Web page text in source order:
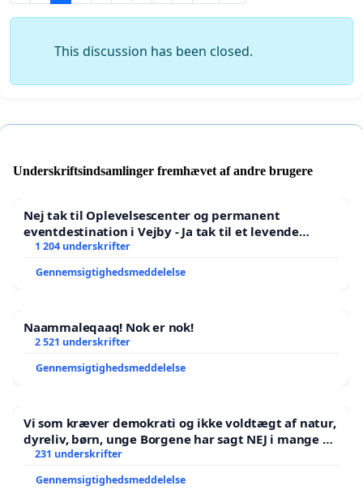
This discussion has been closed.
Underskriftsindsamlinger fremhævet af andre brugere
Nej tak til Oplevelsescenter og permanent
eventdestination i Vejby - Ja tak til et levende
lokalområde i balance
1 204 underskrifter
Gennemsigtighedsmeddelelse
Naammaleqaaq! Nok er nok!
2 521 underskrifter
Gennemsigtighedsmeddelelse
Vi som kræver demokrati og ikke voldtægt af natur,
dyreliv, børn, unge Borgene har sagt NEJ i mange år.
Der er
231 underskrifter
Gennemsigtighedsmeddelelse